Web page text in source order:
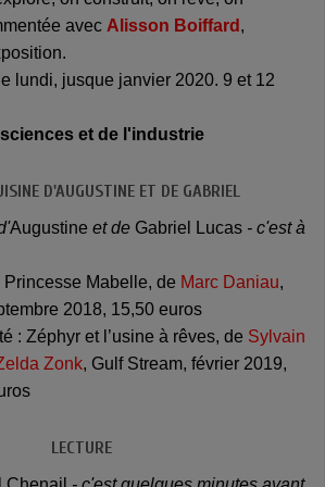
avec Alisson Boiffard ,
lundi, jusque janvier 2020. 9 et 12
et de l'industrie
D'AUGUSTINE ET DE GABRIEL
Augustine et de Gabriel Lucas - c'est à
Mabelle, de Marc Daniau,
2018, 15,50 euros
: Zéphyr et l’usine à rêves, de Sylvain
Zonk, Gulf Stream, février 2019,
LECTURE